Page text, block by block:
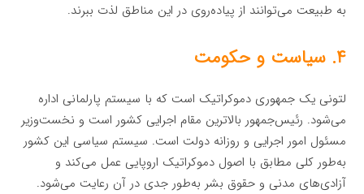
به طبیعت می‌توانند از پیاده‌روی در این مناطق لذت ببرند.
۴. سیاست و حکومت
لتونی یک جمهوری دموکراتیک است که با سیستم پارلمانی اداره
می‌شود. رئیس‌جمهور بالاترین مقام اجرایی کشور است و نخست‌وزیر
مسئول امور اجرایی و روزانه دولت است. سیستم سیاسی این کشور
به‌طور کلی مطابق با اصول دموکراتیک اروپایی عمل می‌کند و
آزادی‌های مدنی و حقوق بشر به‌طور جدی در آن رعایت می‌شود.